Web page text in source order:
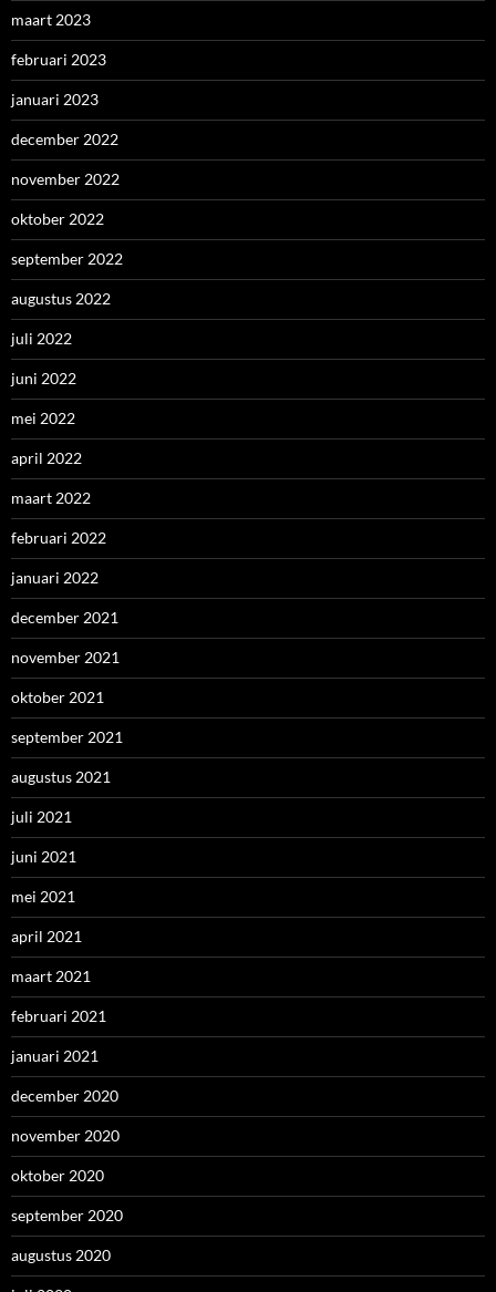
maart 2023
februari 2023
januari 2023
december 2022
november 2022
oktober 2022
september 2022
augustus 2022
juli 2022
juni 2022
mei 2022
april 2022
maart 2022
februari 2022
januari 2022
december 2021
november 2021
oktober 2021
september 2021
augustus 2021
juli 2021
juni 2021
mei 2021
april 2021
maart 2021
februari 2021
januari 2021
december 2020
november 2020
oktober 2020
september 2020
augustus 2020